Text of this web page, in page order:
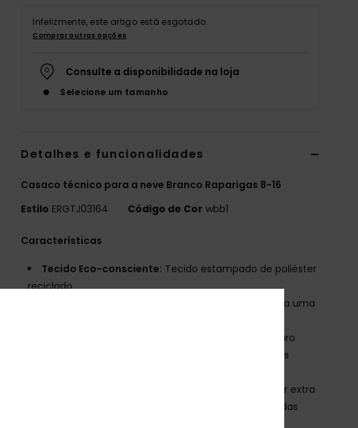
Infelizmente, este artigo está esgotado.
Comprar outras opções
Consulte a disponibilidade na loja
Selecione um tamanho
Detalhes e funcionalidades
Casaco técnico para a neve Branco Raparigas 8-16
Estilo ERGTJ03164 Código de Cor wbb1
Características
Tecido Eco-consciente: Tecido estampado de poliéster
reciclado
Tecnologia 10K DryFlight® para uma
Tratamento de tecido repelente de água duradouro
[DWR] C0 para manter-se seco e protegido contra as
Tecnologia WarmFlight® x3 para calor extra
e isolamento respirável, feito de garrafas PET recicladas